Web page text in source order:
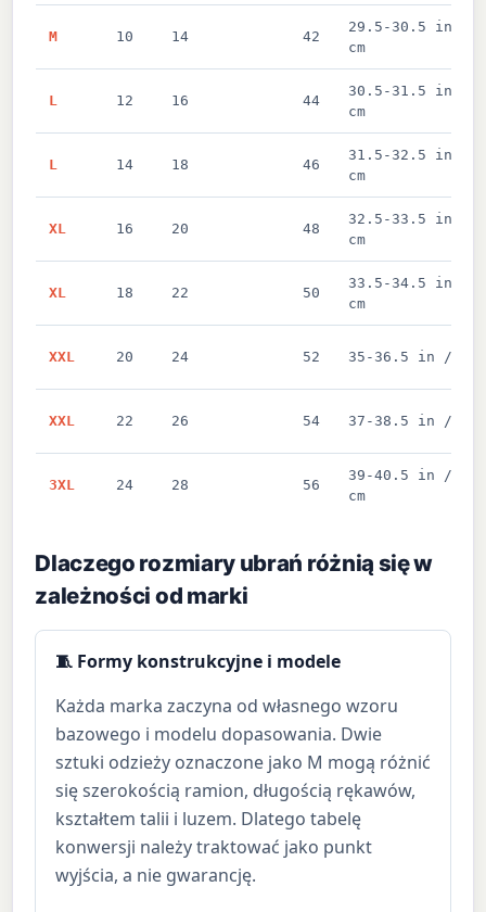
M 10 14 42
29.5-30.5 in /
cm
L 12 16 44
30.5-31.5 in /
cm
L 14 18 46
31.5-32.5 in /
cm
XL 16 20 48
32.5-33.5 in /
cm
XL 18 22 50
33.5-34.5 in /
cm
XXL 20 24 52 35-36.5 in / 89-
XXL 22 26 54 37-38.5 in / 94-
3XL 24 28 56
39-40.5 in / 99-
cm
Dlaczego rozmiary ubrań różnią się w
zależności od marki
🧵 Formy konstrukcyjne i modele
Każda marka zaczyna od własnego wzoru
bazowego i modelu dopasowania. Dwie
sztuki odzieży oznaczone jako M mogą różnić
się szerokością ramion, długością rękawów,
kształtem talii i luzem. Dlatego tabelę
konwersji należy traktować jako punkt
wyjścia, a nie gwarancję.